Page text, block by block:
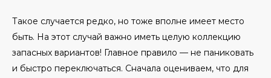
Такое случается редко, но тоже вполне имеет место
быть. На этот случай важно иметь целую коллекцию
запасных вариантов! Главное правило — не паниковать
и быстро переключаться. Сначала оцениваем, что для